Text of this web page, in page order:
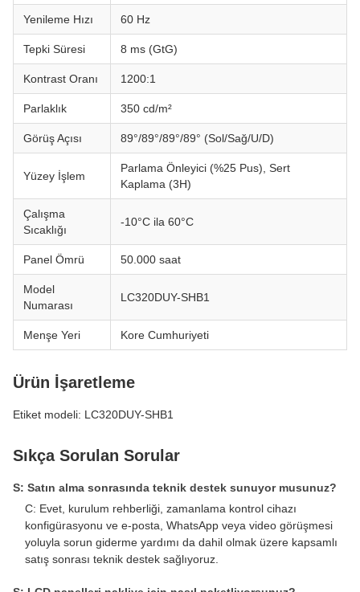
Yenileme Hızı 60 Hz
Tepki Süresi 8 ms (GtG)
Kontrast Oranı 1200:1
Parlaklık 350 cd/m²
Görüş Açısı 89°/89°/89°/89° (Sol/Sağ/U/D)
Yüzey İşlem
Parlama Önleyici (%25 Pus), Sert
Kaplama (3H)
Çalışma
Sıcaklığı
-10°C ila 60°C
Panel Ömrü 50.000 saat
Model
Numarası
LC320DUY-SHB1
Menşe Yeri Kore Cumhuriyeti
Ürün İşaretleme
Etiket modeli: LC320DUY-SHB1
Sıkça Sorulan Sorular
S: Satın alma sonrasında teknik destek sunuyor musunuz?
C: Evet, kurulum rehberliği, zamanlama kontrol cihazı
konfigürasyonu ve e-posta, WhatsApp veya video görüşmesi
yoluyla sorun giderme yardımı da dahil olmak üzere kapsamlı
satış sonrası teknik destek sağlıyoruz.